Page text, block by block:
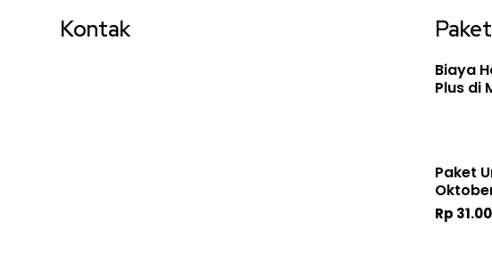
Kontak
Biaya
Plus di
Paket
Rp